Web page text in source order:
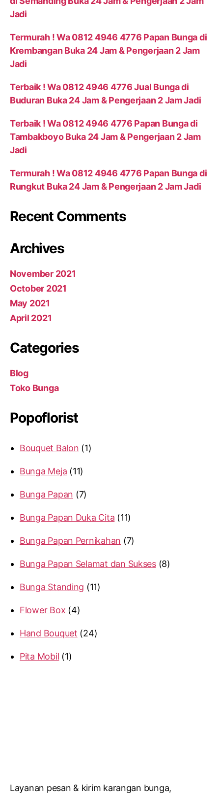
Jadi
Termurah ! Wa 0812 4946 4776 Papan Bunga di
Krembangan Buka 24 Jam & Pengerjaan 2 Jam
Jadi
Terbaik ! Wa 0812 4946 4776 Jual Bunga di
Buduran Buka 24 Jam & Pengerjaan 2 Jam Jadi
Terbaik ! Wa 0812 4946 4776 Papan Bunga di
Tambakboyo Buka 24 Jam & Pengerjaan 2 Jam
Jadi
Termurah ! Wa 0812 4946 4776 Papan Bunga di
Rungkut Buka 24 Jam & Pengerjaan 2 Jam Jadi
Recent Comments
Archives
November 2021
October 2021
May 2021
April 2021
Categories
Blog
Toko Bunga
Popoflorist
Bouquet Balon 1
Bunga Meja 11
Bunga Papan 7
Bunga Papan Duka Cita 11
Bunga Papan Pernikahan 7
Bunga Papan Selamat dan Sukses 8
Bunga Standing 11
Flower Box 4
Hand Bouquet 24
Pita Mobil 1
Layanan pesan & kirim karangan bunga,